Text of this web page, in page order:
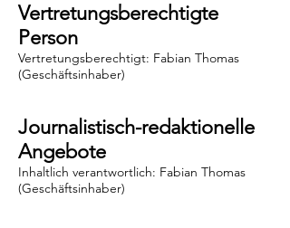
Vertretungsberechtigte
Person
Vertretungsberechtigt: Fabian Thomas
(Geschäftsinhaber)
Journalistisch-redaktionelle
Angebote
Inhaltlich verantwortlich: Fabian Thomas
(Geschäftsinhaber)